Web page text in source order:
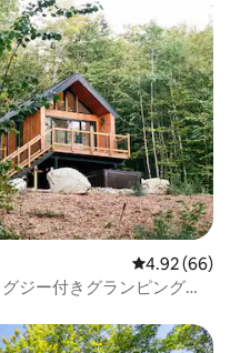
レビュー66
4.92 (66)
ジー付きグランピングキ